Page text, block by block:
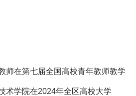
师在第七届全国高校青年教师教学
组全国三等奖
术学院在2024年全区高校大学